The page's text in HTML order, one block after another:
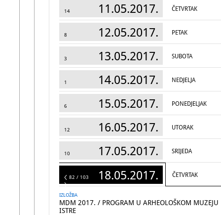
14 11.05.2017. ČETVRTAK
8 12.05.2017. PETAK
3 13.05.2017. SUBOTA
1 14.05.2017. NEDJELJA
6 15.05.2017. PONEDJELJAK
12 16.05.2017. UTORAK
10 17.05.2017. SRIJEDA
103 18.05.2017. ČETVRTAK
82 / 103
IZLOŽBA
MDM 2017. / PROGRAM U ARHEOLOŠKOM MUZEJU
ISTRE